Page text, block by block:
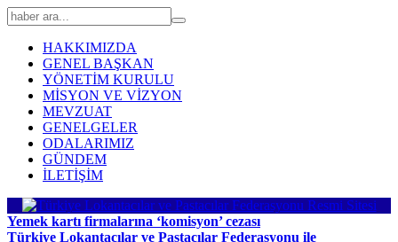
HAKKIMIZDA
GENEL BAŞKAN
YÖNETİM KURULU
MİSYON VE VİZYON
MEVZUAT
GENELGELER
ODALARIMIZ
GÜNDEM
İLETİŞİM
Yemek kartı firmalarına ‘komisyon’ cezası
Türkiye Lokantacılar ve Pastacılar Federasyonu ile